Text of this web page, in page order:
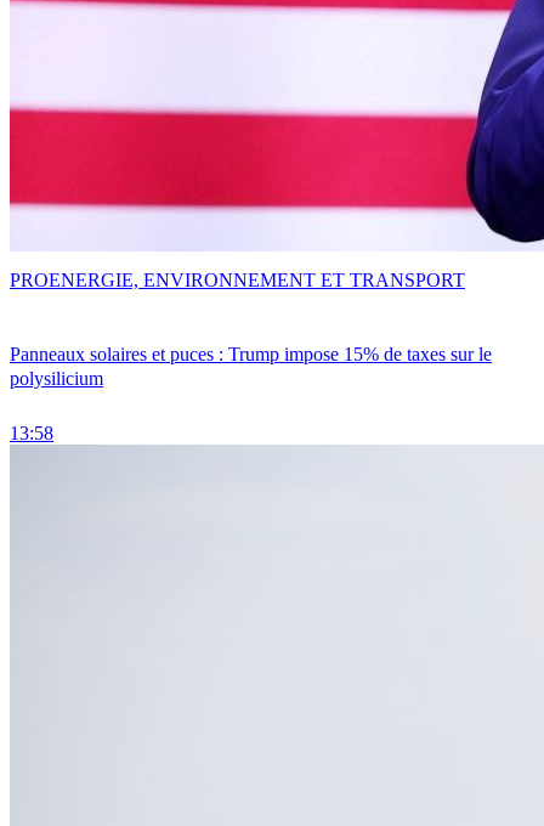
Panneaux solaires et puces : Trump impose 15% de taxes sur le
polysilicium
13:58
PROENERGIE, ENVIRONNEMENT ET TRANSPORT